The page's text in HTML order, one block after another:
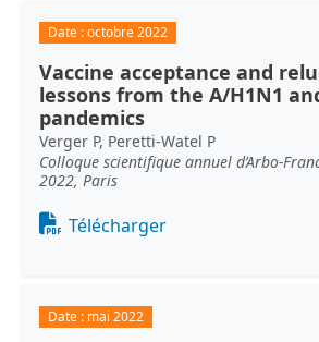
Date :octobre 2022
Vaccine acceptance and
lessons from the A/H1N1
pandemics
Verger P, Peretti-Watel P
Colloque scientifique annuel d’Arbo-
2022, Paris
Document
Télécharger
Date : mai 2022